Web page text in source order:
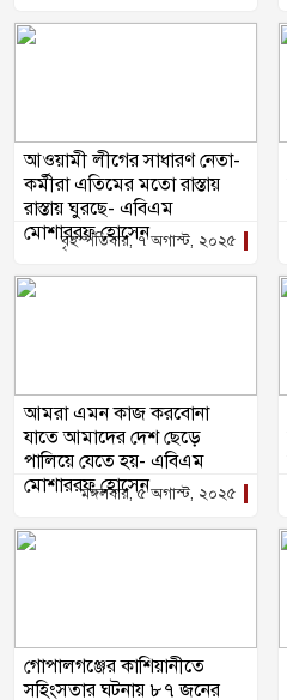
আওয়ামী লীগের সাধারণ নেতা-
কর্মীরা এতিমের মতো রাস্তায়
রাস্তায় ঘুরছে- এবিএম
মোশাররফ হোসেন
বৃহস্পতিবার, ৭ অগাস্ট, ২০২৫
আমরা এমন কাজ করবোনা
যাতে আমাদের দেশ ছেড়ে
পালিয়ে যেতে হয়- এবিএম
মোশাররফ হোসেন
মঙ্গলবার, ৫ অগাস্ট, ২০২৫
গোপালগঞ্জের কাশিয়ানীতে
সহিংসতার ঘটনায় ৮৭ জনের